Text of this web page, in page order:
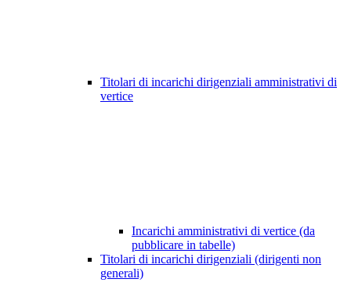
Titolari di incarichi dirigenziali amministrativi di
vertice
Incarichi amministrativi di vertice (da
pubblicare in tabelle)
Titolari di incarichi dirigenziali (dirigenti non
generali)